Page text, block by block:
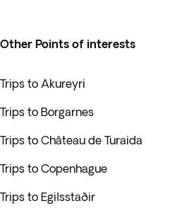
Other Points of interests
Trips to Akureyri
Trips to Borgarnes
Trips to Château de Turaida
Trips to Copenhague
Trips to Egilsstaðir